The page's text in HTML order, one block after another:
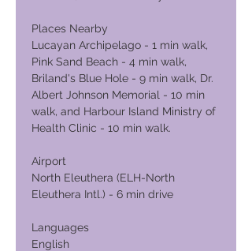
Places Nearby
Lucayan Archipelago - 1 min walk,
Pink Sand Beach - 4 min walk,
Briland's Blue Hole - 9 min walk, Dr.
Albert Johnson Memorial - 10 min
walk, and Harbour Island Ministry of
Health Clinic - 10 min walk.
Airport
North Eleuthera (ELH-North
Eleuthera Intl.) - 6 min drive
Languages
English